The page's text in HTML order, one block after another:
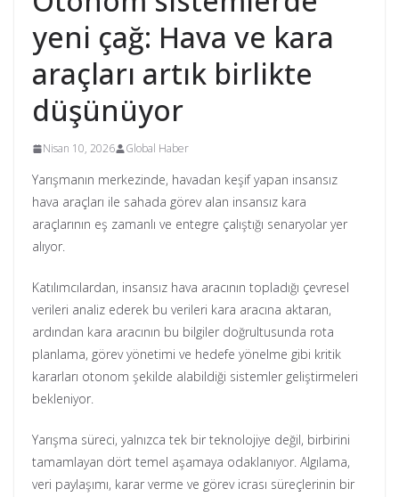
yeni çağ: Hava ve kara
araçları artık birlikte
düşünüyor
Nisan 10, 2026 Global Haber
Yarışmanın merkezinde, havadan keşif yapan insansız
hava araçları ile sahada görev alan insansız kara
araçlarının eş zamanlı ve entegre çalıştığı senaryolar yer
alıyor.
Katılımcılardan, insansız hava aracının topladığı çevresel
verileri analiz ederek bu verileri kara aracına aktaran,
ardından kara aracının bu bilgiler doğrultusunda rota
planlama, görev yönetimi ve hedefe yönelme gibi kritik
kararları otonom şekilde alabildiği sistemler geliştirmeleri
bekleniyor.
Yarışma süreci, yalnızca tek bir teknolojiye değil, birbirini
tamamlayan dört temel aşamaya odaklanıyor. Algılama,
veri paylaşımı, karar verme ve görev icrası süreçlerinin bir